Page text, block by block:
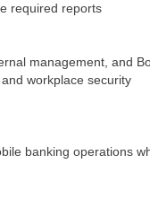
required reports
management, and
workplace security
banking operations